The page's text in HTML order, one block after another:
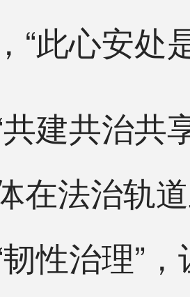
“此心安处
共治共享
在法治轨
性治理”